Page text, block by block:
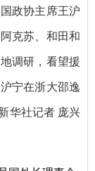
政协主席王沪
克苏、和田和
调研，看望援
宁在浙大邵逸
华社记者 庞兴